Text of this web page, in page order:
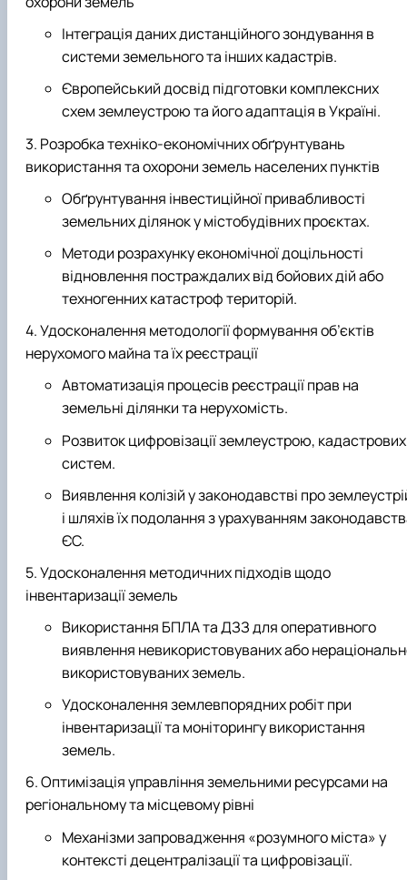
Інтеграція даних дистанційного зондування в
системи земельного та інших кадастрів.
Європейський досвід підготовки комплексних
схем землеустрою та його адаптація в Україні.
Розробка техніко-економічних обґрунтувань
використання та охорони земель населених пунктів
Обґрунтування інвестиційної привабливості
земельних ділянок у містобудівних проєктах.
Методи розрахунку економічної доцільності
відновлення постраждалих від бойових дій або
техногенних катастроф територій.
Удосконалення методології формування об’єктів
нерухомого майна та їх реєстрації
Автоматизація процесів реєстрації прав на
земельні ділянки та нерухомість.
Розвиток цифровізації землеустрою, кадастрових
систем.
Виявлення колізій у законодавстві про
і шляхів їх подолання з урахуванням
ЄС.
Удосконалення методичних підходів щодо
інвентаризації земель
Використання БПЛА та ДЗЗ для оперативного
виявлення невикористовуваних або
використовуваних земель.
Удосконалення землевпорядних робіт при
інвентаризації та моніторингу використання
земель.
Оптимізація управління земельними ресурсами на
регіональному та місцевому рівні
Механізми запровадження «розумного міста» у
контексті децентралізації та цифровізації.